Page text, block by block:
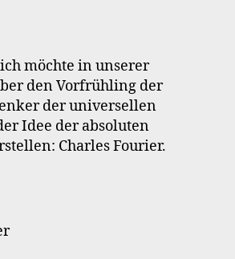
möchte in unserer
den Vorfrühling der
der universellen
Idee der absoluten
Charles Fourier.